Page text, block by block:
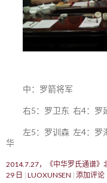
中：罗箭将军
右5：罗卫东 右4：罗
左5：罗训森 左4：罗
华
2014.7.27，《中华罗氏通谱》
29 日
LUOXUNSEN 添加评论